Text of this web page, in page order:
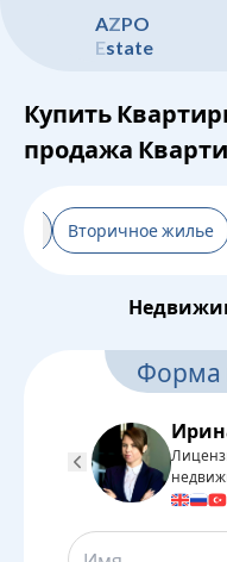
AZPO
Estate
Купить
продажа
Вторичное жилье
Форма